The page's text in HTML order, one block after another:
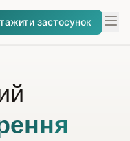
застосунок